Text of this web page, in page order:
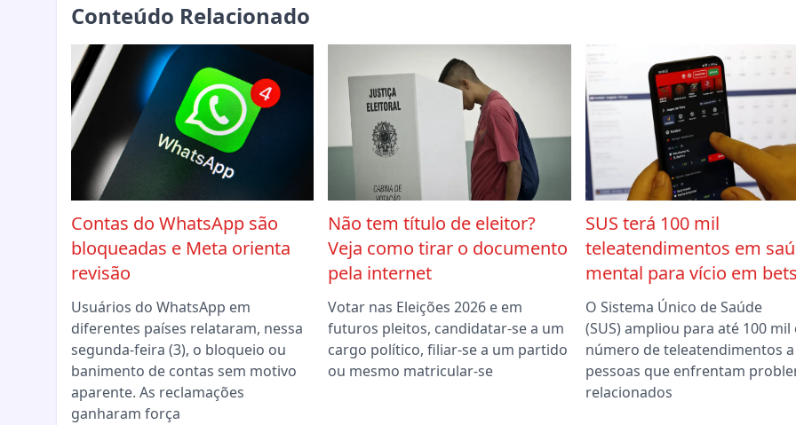
Conteúdo Relacionado
Contas do WhatsApp são
bloqueadas e Meta orienta
revisão
Usuários do WhatsApp em
diferentes países relataram, nessa
segunda-feira (3), o bloqueio ou
banimento de contas sem motivo
aparente. As reclamações
ganharam força
Não tem título de eleitor?
Veja como tirar o documento
pela internet
Votar nas Eleições 2026 e em
futuros pleitos, candidatar-se a um
cargo político, filiar-se a um partido
ou mesmo matricular-se
SUS terá 100 mil
teleatendimentos em
mental para vício em bets
O Sistema Único de Saúde
(SUS) ampliou para até 100 mil
número de teleatendimentos a
pessoas que enfrentam
relacionados